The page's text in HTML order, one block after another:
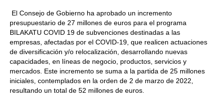
El Consejo de Gobierno ha aprobado un incremento
presupuestario de 27 millones de euros para el programa
BILAKATU COVID 19 de subvenciones destinadas a las
empresas, afectadas por el COVID-19, que realicen actuaciones
de diversificación y/o relocalización, desarrollando nuevas
capacidades, en líneas de negocio, productos, servicios y
mercados. Este incremento se suma a la partida de 25 millones
iniciales, contemplados en la orden de 2 de marzo de 2022,
resultando un total de 52 millones de euros.